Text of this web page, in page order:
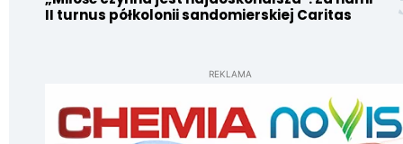
II turnus półkolonii sandomierskiej Caritas
REKLAMA